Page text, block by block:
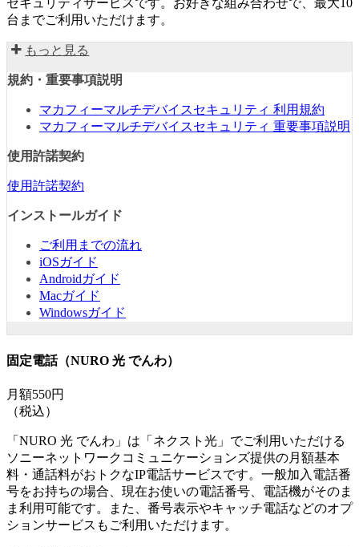
セキュリティサービスです。お好きな組み合わせで、最大10
台までご利用いただけます。
もっと見る
規約・重要事項説明
マカフィーマルチデバイスセキュリティ 利用規約
マカフィーマルチデバイスセキュリティ 重要事項説明
使用許諾契約
使用許諾契約
インストールガイド
ご利用までの流れ
iOSガイド
Androidガイド
Macガイド
Windowsガイド
固定電話（NURO 光 でんわ）
月額550円
（税込）
「NURO 光 でんわ」は「ネクスト光」でご利用いただける
ソニーネットワークコミュニケーションズ提供の月額基本
料・通話料がおトクなIP電話サービスです。一般加入電話番
号をお持ちの場合、現在お使いの電話番号、電話機がそのま
ま利用可能です。また、番号表示やキャッチ電話などのオプ
ションサービスもご利用いただけます。